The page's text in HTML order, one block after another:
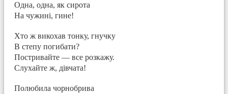
Одна, одна, як сирота
На чужині, гине!
Хто ж викохав тонку, гнучку
В степу погибати?
Постривайте — все розкажу.
Слухайте ж, дівчата!
Полюбила чорнобрива